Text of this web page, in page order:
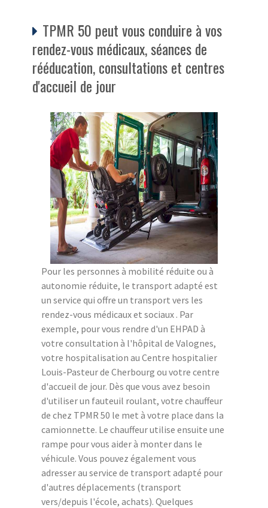
TPMR 50 peut vous conduire à vos
rendez-vous médicaux, séances de
rééducation, consultations et centres
d'accueil de jour
Pour les personnes à mobilité réduite ou à
autonomie réduite, le transport adapté est
un service qui offre un transport vers les
rendez-vous médicaux et sociaux . Par
exemple, pour vous rendre d'un EHPAD à
votre consultation à l'hôpital de Valognes,
votre hospitalisation au Centre hospitalier
Louis-Pasteur de Cherbourg ou votre centre
d'accueil de jour. Dès que vous avez besoin
d'utiliser un fauteuil roulant, votre chauffeur
de chez TPMR 50 le met à votre place dans la
camionnette. Le chauffeur utilise ensuite une
rampe pour vous aider à monter dans le
véhicule. Vous pouvez également vous
adresser au service de transport adapté pour
d'autres déplacements (transport
vers/depuis l'école, achats). Quelques